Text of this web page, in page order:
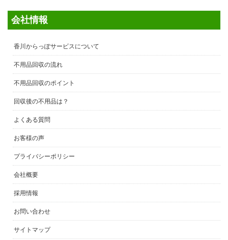
会社情報
香川からっぽサービスについて
不用品回収の流れ
不用品回収のポイント
回収後の不用品は？
よくある質問
お客様の声
プライバシーポリシー
会社概要
採用情報
お問い合わせ
サイトマップ